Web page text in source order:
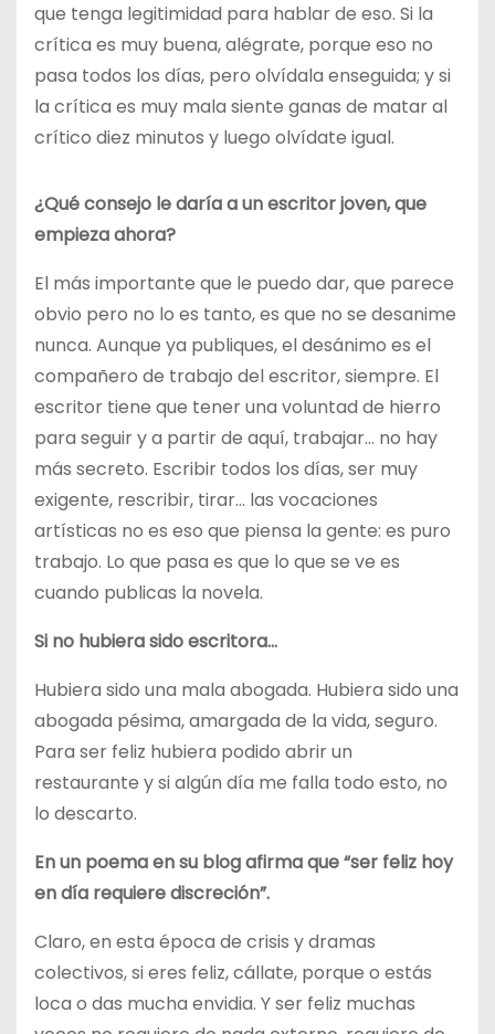
que tenga legitimidad para hablar de eso. Si la
crítica es muy buena, alégrate, porque eso no
pasa todos los días, pero olvídala enseguida; y si
la crítica es muy mala siente ganas de matar al
crítico diez minutos y luego olvídate igual.
¿Qué consejo le daría a un escritor joven, que
empieza ahora?
El más importante que le puedo dar, que parece
obvio pero no lo es tanto, es que no se desanime
nunca. Aunque ya publiques, el desánimo es el
compañero de trabajo del escritor, siempre. El
escritor tiene que tener una voluntad de hierro
para seguir y a partir de aquí, trabajar… no hay
más secreto. Escribir todos los días, ser muy
exigente, rescribir, tirar… las vocaciones
artísticas no es eso que piensa la gente: es puro
trabajo. Lo que pasa es que lo que se ve es
cuando publicas la novela.
Si no hubiera sido escritora…
Hubiera sido una mala abogada. Hubiera sido una
abogada pésima, amargada de la vida, seguro.
Para ser feliz hubiera podido abrir un
restaurante y si algún día me falla todo esto, no
lo descarto.
En un poema en su blog afirma que “ser feliz hoy
en día requiere discreción”.
Claro, en esta época de crisis y dramas
colectivos, si eres feliz, cállate, porque o estás
loca o das mucha envidia. Y ser feliz muchas